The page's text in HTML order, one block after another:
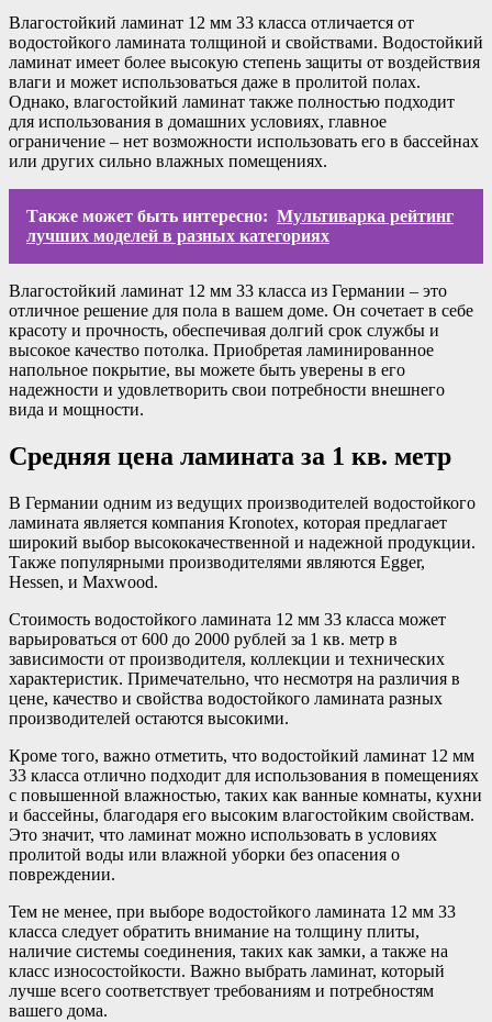
Влагостойкий ламинат 12 мм 33 класса отличается от
водостойкого ламината толщиной и свойствами. Водостойкий
ламинат имеет более высокую степень защиты от воздействия
влаги и может использоваться даже в пролитой полах.
Однако, влагостойкий ламинат также полностью подходит
для использования в домашних условиях, главное
ограничение – нет возможности использовать его в бассейнах
или других сильно влажных помещениях.
Также может быть интересно: Мультиварка рейтинг
лучших моделей в разных категориях
Влагостойкий ламинат 12 мм 33 класса из Германии – это
отличное решение для пола в вашем доме. Он сочетает в себе
красоту и прочность, обеспечивая долгий срок службы и
высокое качество потолка. Приобретая ламинированное
напольное покрытие, вы можете быть уверены в его
надежности и удовлетворить свои потребности внешнего
вида и мощности.
Средняя цена ламината за 1 кв. метр
В Германии одним из ведущих производителей водостойкого
ламината является компания Kronotex, которая предлагает
широкий выбор высококачественной и надежной продукции.
Также популярными производителями являются Egger,
Hessen, и Maxwood.
Стоимость водостойкого ламината 12 мм 33 класса может
варьироваться от 600 до 2000 рублей за 1 кв. метр в
зависимости от производителя, коллекции и технических
характеристик. Примечательно, что несмотря на различия в
цене, качество и свойства водостойкого ламината разных
производителей остаются высокими.
Кроме того, важно отметить, что водостойкий ламинат 12 мм
33 класса отлично подходит для использования в помещениях
с повышенной влажностью, таких как ванные комнаты, кухни
и бассейны, благодаря его высоким влагостойким свойствам.
Это значит, что ламинат можно использовать в условиях
пролитой воды или влажной уборки без опасения о
повреждении.
Тем не менее, при выборе водостойкого ламината 12 мм 33
класса следует обратить внимание на толщину плиты,
наличие системы соединения, таких как замки, а также на
класс износостойкости. Важно выбрать ламинат, который
лучше всего соответствует требованиям и потребностям
вашего дома.